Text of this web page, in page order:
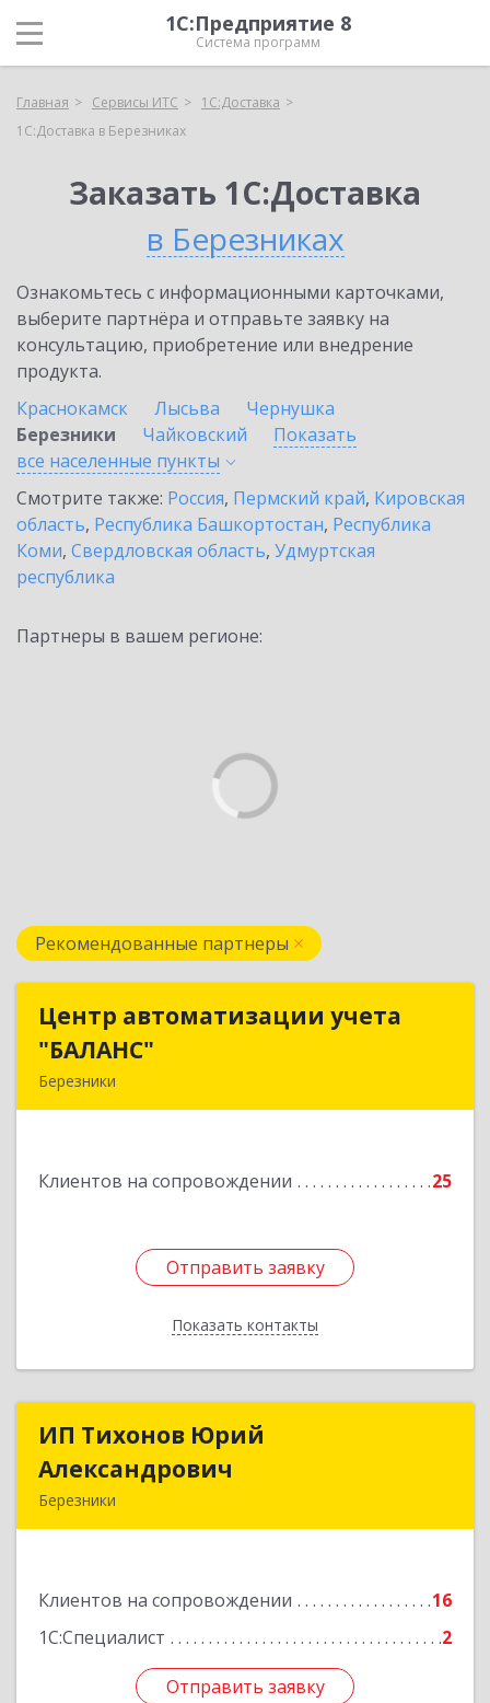
1С:Предприятие 8
Система программ
Главная Сервисы ИТС
1С:Доставка
1С:Доставка в Березниках
Заказать 1С:Доставка
в Березниках
Ознакомьтесь с информационными карточками,
выберите партнёра и отправьте заявку на
консультацию, приобретение или внедрение
продукта.
Краснокамск
Лысьва
Чернушка
Березники
Чайковский
Показать
все населенные пункты
Смотрите также: Россия, Пермский край, Кировская
область, Республика Башкортостан, Республика
Коми, Свердловская область, Удмуртская
республика
Партнеры в вашем регионе:
Рекомендованные партнеры
Центр автоматизации учета
"БАЛАНС"
Березники
Клиентов на сопровождении 25
Отправить заявку
Показать контакты
Центр автоматизации учета
Подробнее
Отправить заявку
Назад
ИП Тихонов Юрий
Александрович
Березники
Клиентов на сопровождении
16
1С:Специалист
2
Отправить заявку
ИП Тихонов Юрий
Подробнее
Отправить заявку